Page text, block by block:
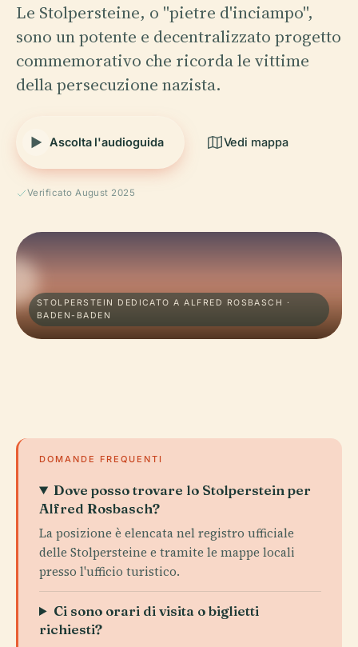
Le Stolpersteine, o "pietre d'inciampo",
sono un potente e decentralizzato progetto
commemorativo che ricorda le vittime
della persecuzione nazista.
Ascolta l'audioguida Vedi mappa
Verificato August 2025
STOLPERSTEIN DEDICATO A ALFRED ROSBASCH ·
BADEN-BADEN
DOMANDE FREQUENTI
Dove posso trovare lo Stolperstein per
Alfred Rosbasch?
La posizione è elencata nel registro ufficiale
delle Stolpersteine e tramite le mappe locali
presso l'ufficio turistico.
Ci sono orari di visita o biglietti
richiesti?